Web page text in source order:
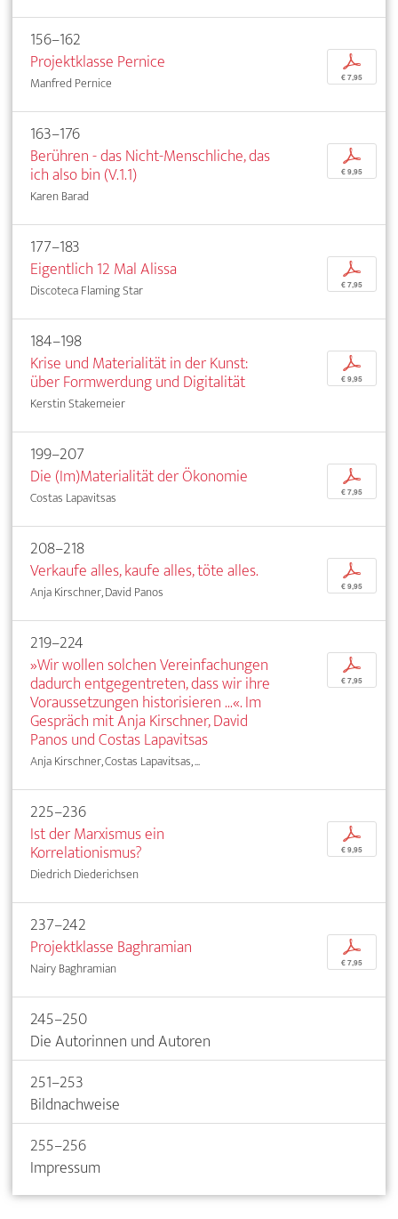
156–162
Projektklasse Pernice
Manfred Pernice
p
€ 7,95
163–176
Berühren - das Nicht-Menschliche, das
ich also bin (V.1.1)
Karen Barad
p
€ 9,95
177–183
Eigentlich 12 Mal Alissa
Discoteca Flaming Star
p
€ 7,95
184–198
Krise und Materialität in der Kunst:
über Formwerdung und Digitalität
Kerstin Stakemeier
p
€ 9,95
199–207
Die (Im)Materialität der Ökonomie
Costas Lapavitsas
p
€ 7,95
208–218
Verkaufe alles, kaufe alles, töte alles.
Anja Kirschner, David Panos
p
€ 9,95
219–224
»Wir wollen solchen Vereinfachungen
dadurch entgegentreten, dass wir ihre
Voraussetzungen historisieren ...«. Im
Gespräch mit Anja Kirschner, David
Panos und Costas Lapavitsas
Anja Kirschner, Costas Lapavitsas, ...
p
€ 7,95
225–236
Ist der Marxismus ein
Korrelationismus?
Diedrich Diederichsen
p
€ 9,95
237–242
Projektklasse Baghramian
Nairy Baghramian
p
€ 7,95
245–250
Die Autorinnen und Autoren
251–253
Bildnachweise
255–256
Impressum